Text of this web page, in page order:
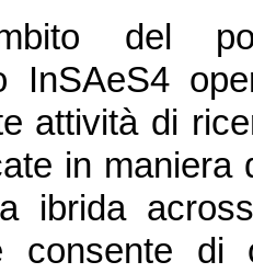
del
InSAeS4
attività di
in maniera
ibrida
consente